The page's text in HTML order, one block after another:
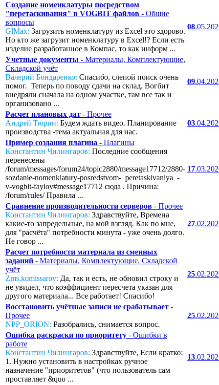
Создание номенклатуры посредством
"перетаскивания" в VOGBIT файлов - Общие
вопросы
GlMax: Загрузить номенклатуру из Excel это здорово.
Но кто же загрузит номенклатуру в Excel!? Если есть
изделие разработанное в Компас, то как информ ...
08
Учетные документы - Материалы, Комплектующие,
Складской учёт
Валерий Бондаренко: Спасибо, слепой поиск очень
помог. Теперь по поводу сдачи на склад. Вогбит
внедряли сначала на одном участке, там все так и
организовано ...
09
Расчет плановых дат - Прочее
Андрей Тюрин: Будем ждать видео. Планирование
производства -тема актуальная для нас.
03
Пример создания плагина - Плагины
Константин Чилингаров: Последние сообщения
перенесены
/forum/messages/forum24/topic2880/message17712/2880-
sozdanie-nomenklatury-posredstvom-_peretaskivaniya_-
v-vogbit-faylov#message17712 сюда . Причина:
/forum/rules/ Правила ...
17
Сравнение производительности серверов - Прочее
Константин Чилингаров: Здравствуйте, Времена
какие-то запредельные, на мой взгляд. Как по мне,
для "расчёта" потребности минута - уже очень долго.
Не говор ...
27
Расчет потребности материала из сменных
заданий - Материалы, Комплектующие, Складской
учёт
Zms.komissarov: Да, так и есть, не обновил строку и
не увидел, что коэффициент пересчета указан для
другого материала... Все работает! Спасибо!
25
Восстановить учётные записи не срабатывает -
Прочее
NPP_ORION: Разобрались, снимается вопрос.
25
Ошибка раскраски по приоритету - Ошибки в
работе
Константин Чилингаров: Здравствуйте, Если кратко:
1. Нужно установить в настройках ручное
назначение "приоритетов" (что пользователь сам
проставляет &quo ...
13